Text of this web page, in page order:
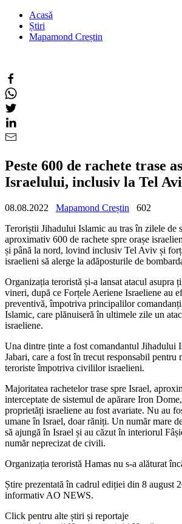
Acasă
Știri
Mapamond Creștin
Peste 600 de rachete trase
Israelului, inclusiv la Tel
08.08.2022 Mapamond Creștin
602
Teroriștii Jihadului Islamic au tras în zilele de
aproximativ 600 de rachete spre orașe
și până la nord, lovind inclusiv Tel Aviv și
israelieni să alerge la adăposturile de
Organizația teroristă și-a lansat atacul asupra
vineri, după ce Forțele Aeriene Israeliene au
preventivă, împotriva principalilor
Islamic, care plănuiseră în ultimele zile un
israeliene.
Una dintre ținte a fost comandantul Jihadului
Jabari, care a fost în trecut responsabil pentru
teroriste împotriva civililor israelieni.
Majoritatea rachetelor trase spre Israel,
interceptate de sistemul de apărare Iron
proprietăți israeliene au fost avariate. Nu au
umane în Israel, doar răniți. Un număr mare
să ajungă în Israel și au căzut în interiorul
număr neprecizat de civili.
Organizația teroristă Hamas nu s-a alăturat
Știre prezentată în cadrul ediției din 8 august
informativ AO NEWS.
Click pentru alte știri și reportaje